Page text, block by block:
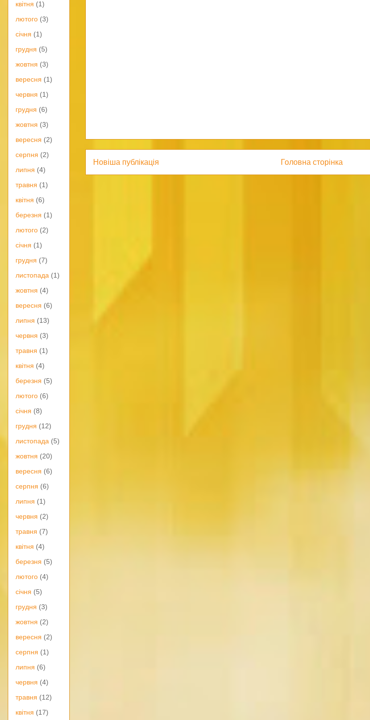
Новіша публікація Головна сторінка
квітня (1)
лютого (3)
січня (1)
грудня (5)
жовтня (3)
вересня (1)
червня (1)
грудня (6)
жовтня (3)
вересня (2)
серпня (2)
липня (4)
травня (1)
квітня (6)
березня (1)
лютого (2)
січня (1)
грудня (7)
листопада (1)
жовтня (4)
вересня (6)
липня (13)
червня (3)
травня (1)
квітня (4)
березня (5)
лютого (6)
січня (8)
грудня (12)
листопада (5)
жовтня (20)
вересня (6)
серпня (6)
липня (1)
червня (2)
травня (7)
квітня (4)
березня (5)
лютого (4)
січня (5)
грудня (3)
жовтня (2)
вересня (2)
серпня (1)
липня (6)
червня (4)
травня (12)
квітня (17)